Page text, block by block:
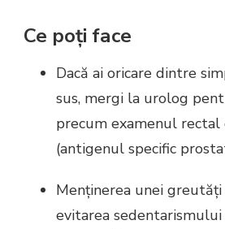
Ce poți face
Dacă ai oricare dintre
sus, mergi la urolog
precum examenul
(antigenul specific
Menținerea unei greutăți
evitarea